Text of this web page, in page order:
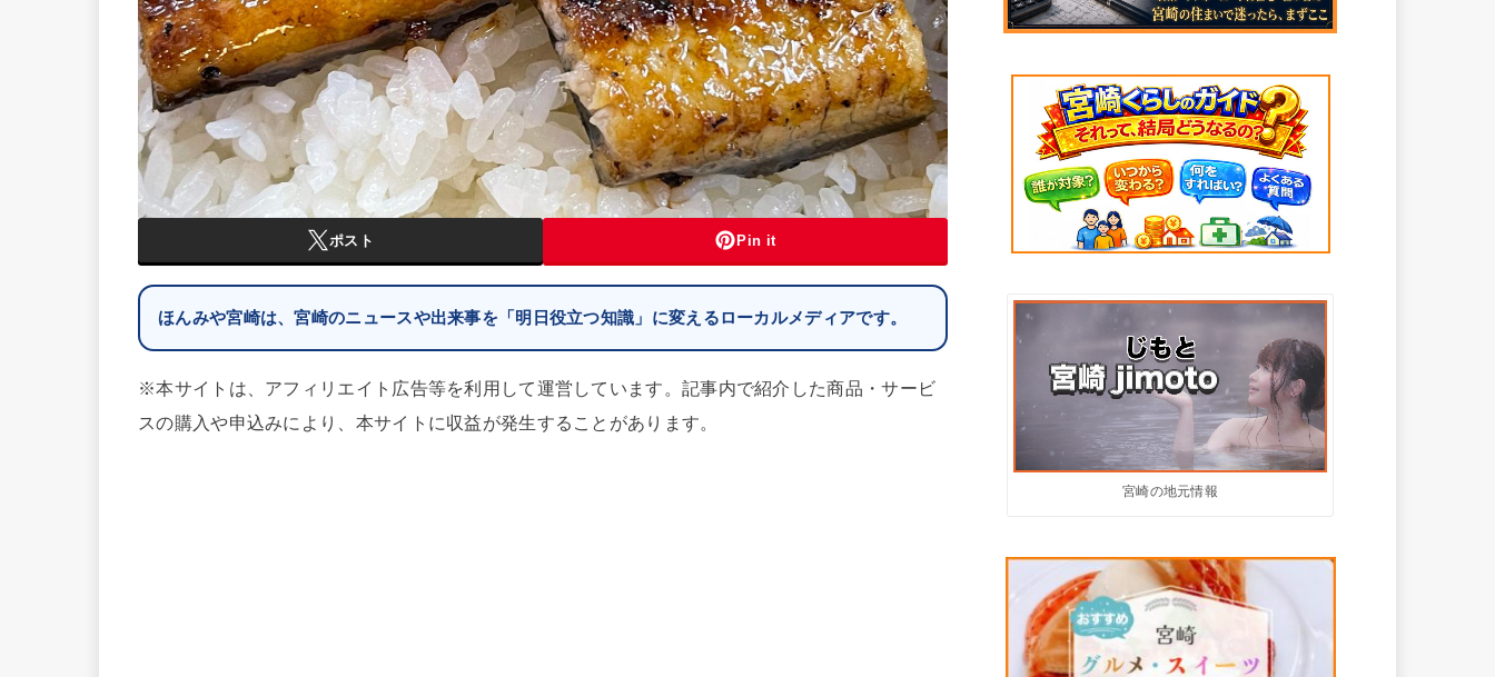
ポスト Pin it
ほんみや宮崎は、宮崎のニュースや出来事を「明日役立つ知識」に変えるローカルメディアです。
※本サイトは、アフィリエイト広告等を利用して運営しています。記事内で紹介した商品・サービ
スの購入や申込みにより、本サイトに収益が発生することがあります。
宮崎の地元情報